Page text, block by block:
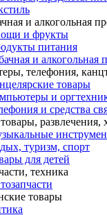
и алкогольная
и фрукты
питания
и алкогольная
телефония,
товары
и
и средства
развлечения,
туризм, спорт
для детей
техника
товары